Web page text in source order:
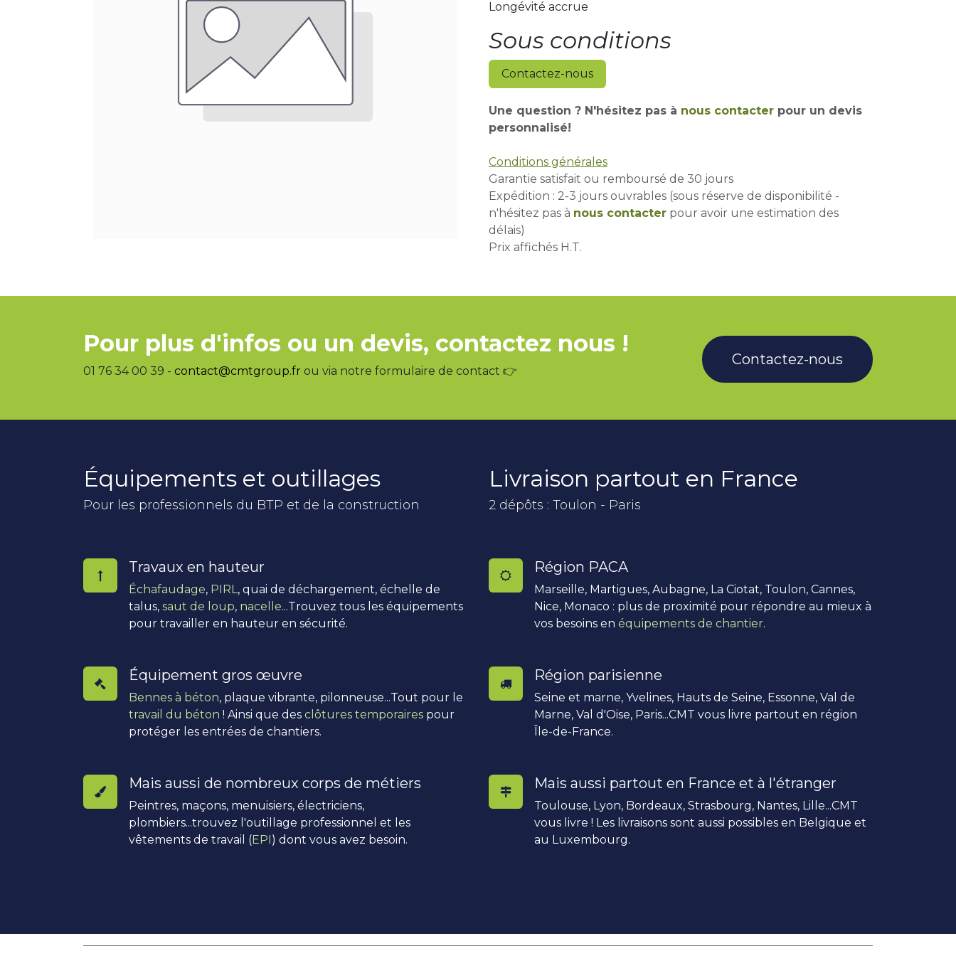
Longévité accrue
Sous conditions
Contactez-nous
Une question ? N'hésitez pas à nous contacter pour un devis
personnalisé!
Conditions générales
Garantie satisfait ou remboursé de 30 jours
Expédition : 2-3 jours ouvrables (sous réserve de disponibilité -
n'hésitez pas à nous contacter pour avoir une estimation des
délais)
Prix affichés H.T.
Pour plus d'infos ou un devis, contactez nous !
01 76 34 00 39 - contact@cmtgroup.fr ou via notre formulaire de contact 👉
Contactez-nous
Équipements et outillages
Pour les professionnels du BTP et de la construction
Travaux en hauteur
Échafaudage, PIRL, quai de déchargement, échelle de
talus, saut de loup, nacelle...Trouvez tous les équipements
pour travailler en hauteur en sécurité.
Équipement gros œuvre
Bennes à béton, plaque vibrante, pilonneuse...Tout pour le
travail du béton ! Ainsi que des clôtures temporaires pour
protéger les entrées de chantiers.
Mais aussi de nombreux corps de métiers
Peintres, maçons, menuisiers, électriciens,
plombiers...trouvez l'outillage professionnel et les
vêtements de travail (EPI) dont vous avez besoin.
Livraison partout en France
2 dépôts : Toulon - Paris
Région PACA
Marseille, Martigues, Aubagne, La Ciotat, Toulon, Cannes,
Nice, Monaco : plus de proximité pour répondre au mieux à
vos besoins en équipements de chantier.
Région parisienne
Seine et marne, Yvelines, Hauts de Seine, Essonne, Val de
Marne, Val d'Oise, Paris...CMT vous livre partout en région
Île-de-France.
Mais aussi partout en France et à l'étranger
Toulouse, Lyon, Bordeaux, Strasbourg, Nantes, Lille...CMT
vous livre ! Les livraisons sont aussi possibles en Belgique et
au Luxembourg.